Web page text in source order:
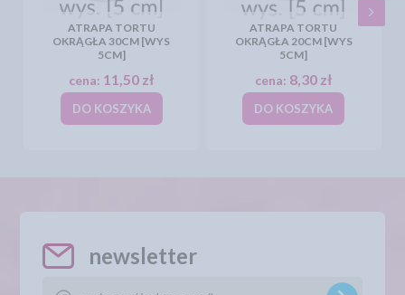
ATRAPA TORTU
OKRĄGŁA 30CM [WYS
5CM]
cena: 11,50 zł
DO KOSZYKA
ATRAPA TORTU
OKRĄGŁA 20CM [WYS
5CM]
cena: 8,30 zł
DO KOSZYKA
newsletter